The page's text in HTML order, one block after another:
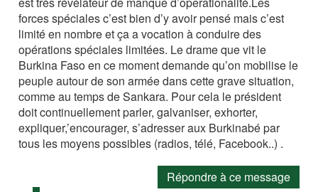
forces spéciales c’est bien d’y avoir pensé mais c’est
limité en nombre et ça a vocation à conduire des
opérations spéciales limitées. Le drame que vit le
Burkina Faso en ce moment demande qu’on mobilise le
peuple autour de son armée dans cette grave situation,
comme au temps de Sankara. Pour cela le président
doit continuellement parler, galvaniser, exhorter,
expliquer,’encourager, s’adresser aux Burkinabé par
tous les moyens possibles (radios, télé, Facebook..) .
Répondre à ce message